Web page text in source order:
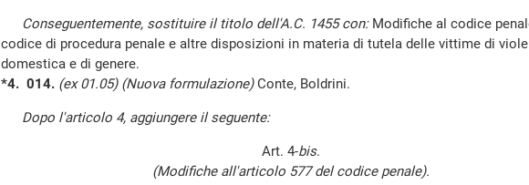
Conseguentemente, sostituire il titolo dell'A.C. 1455 con:Modifiche al codice
codice di procedura penale e altre disposizioni in materia di tutela delle vittime di
domestica e di genere.
*4. 014. (ex 01.05) (Nuova formulazione)Conte, Boldrini.
Dopo l'articolo 4, aggiungere il seguente:
Art. 4-bis.
(Modifiche all'articolo 577 del codice penale).